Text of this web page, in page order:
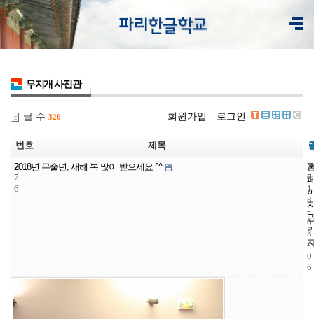
무지개 사진관
글 수 326 회원가입 로그인
번호 제목
2
7
6
2018년 무술년, 새해 복 많이 받으세요 ^^
7
7
2
0
1
8
-
0
3
-
0
6